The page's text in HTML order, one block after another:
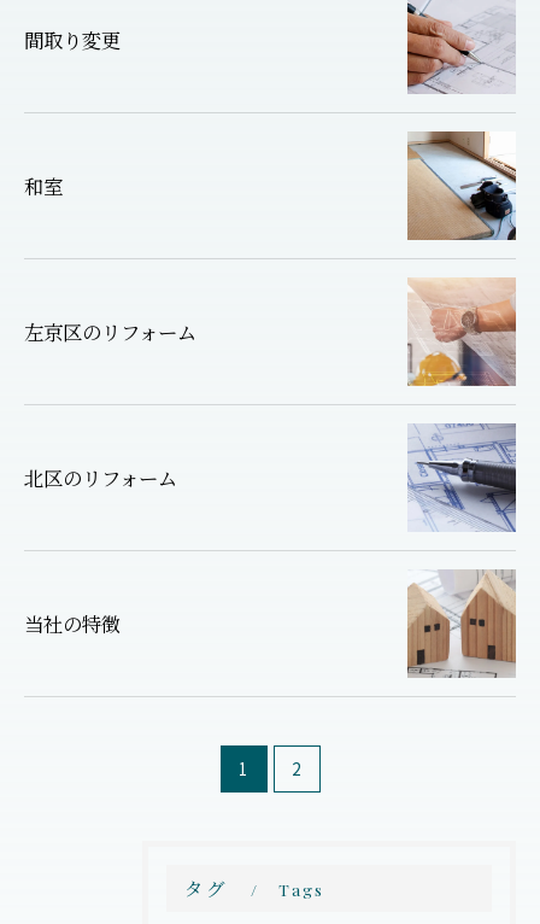
間取り変更
和室
左京区のリフォーム
北区のリフォーム
当社の特徴
1 2
タグ Tags